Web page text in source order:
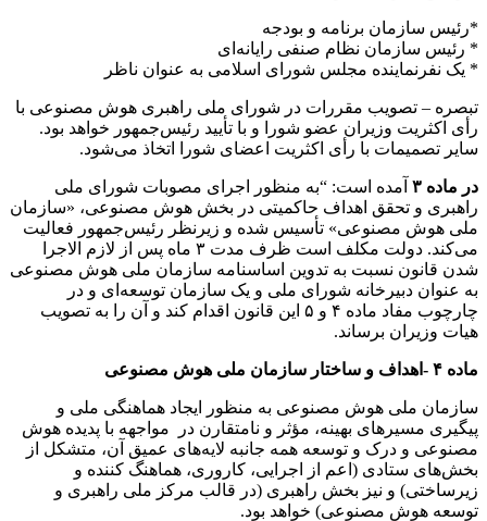
*رئیس سازمان برنامه و بودجه
* رئیس سازمان نظام صنفی رایانه‌ای
* یک نفرنماینده مجلس شورای اسلامی به عنوان ناظر
تبصره – تصویب مقررات در شورای ملی راهبری هوش مصنوعی با
رأی اکثریت وزیران عضو شورا و با تأیید رئیس‌جمهور خواهد بود.
سایر تصمیمات با رأی اکثریت اعضای شورا اتخاذ می‌شود.
در ماده ۳
آمده است: “به منظور اجرای مصوبات شورای ملی
راهبری و تحقق اهداف حاکمیتی در بخش هوش مصنوعی، «سازمان
ملی هوش مصنوعی» تأسیس شده و زیرنظر رئیس‌جمهور فعالیت
می‌کند. دولت مکلف است ظرف مدت ۳ ماه پس از لازم الاجرا
شدن قانون نسبت به تدوین اساسنامه سازمان ملی هوش مصنوعی
به عنوان دبیرخانه شورای ملی و یک سازمان توسعه‌ای و در
چارچوب مفاد ماده ۴ و ۵ این قانون اقدام کند و آن را به تصویب
هیات وزیران برساند.
ماده ۴ -اهداف و ساختار سازمان ملی هوش مصنوعی
سازمان ملی هوش مصنوعی به منظور ایجاد هماهنگی ملی و
پیگیری مسیرهای بهینه، مؤثر و نامتقارن در مواجهه با پدیده هوش
مصنوعی و درک و توسعه همه جانبه لایه‌های عمیق آن، متشکل از
بخش‌های ستادی (اعم از اجرایی، کاروری، هماهنگ کننده و
زیرساختی) و نیز بخش راهبری (در قالب مرکز ملی راهبری و
توسعه هوش مصنوعی) خواهد بود.